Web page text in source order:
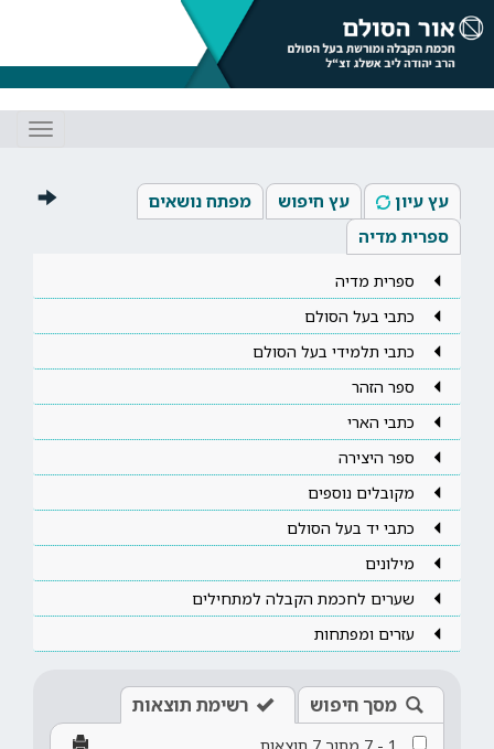
עץ עיון עץ חיפוש
מפתח נושאים
ספרית מדיה
ספרית מדיה
כתבי בעל הסולם
כתבי תלמידי בעל הסולם
ספר הזהר
כתבי הארי
ספר היצירה
מקובלים נוספים
כתבי יד בעל הסולם
מילונים
שערים לחכמת הקבלה למתחילים
עזרים ומפתחות
מסך חיפוש רשימת תוצאות